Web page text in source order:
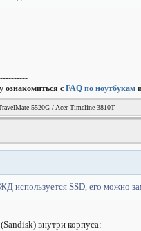
ознакомиться с FAQ по ноутбукам
5520G / Acer Timeline 3810T
используется SSD, его можно
внутри корпуса: